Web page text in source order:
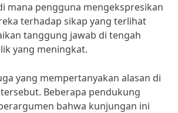
mana pengguna mengekspresikan
terhadap sikap yang terlihat
tanggung jawab di tengah
yang meningkat.
yang mempertanyakan alasan di
Beberapa pendukung
bahwa kunjungan ini